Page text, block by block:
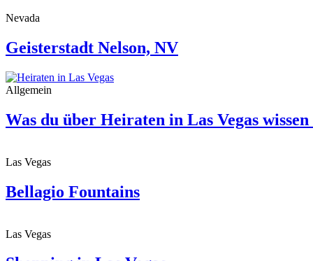
Nevada
Geisterstadt Nelson, NV
Allgemein
Was du über Heiraten in Las Vegas
Las Vegas
Bellagio Fountains
Las Vegas